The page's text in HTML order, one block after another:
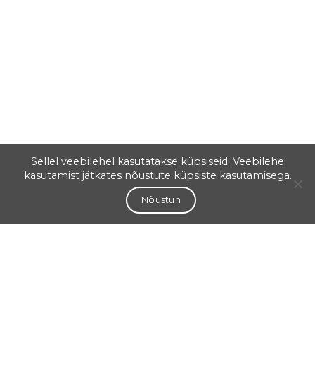
Sellel veebilehel kasutatakse küpsiseid. Veebilehe
kasutamist jätkates nõustute küpsiste kasutamisega.
Nõustun